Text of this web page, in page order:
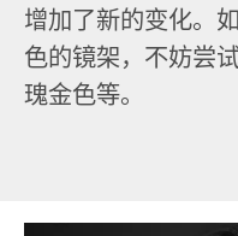
增加了新的变化。
色的镜架，不妨尝
瑰金色等。